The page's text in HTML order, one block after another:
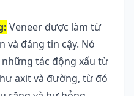
Veneer được làm từ
và đáng tin cậy. Nó
tác động xấu từ
axit và đường, từ đó